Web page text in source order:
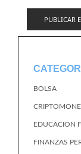
BOLSA
EDUCACION
FINANZAS